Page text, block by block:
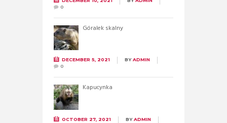
0
Góralek skalny
DECEMBER 5, 2021 BYADMIN
0
Kapucynka
OCTOBER 27, 2021 BYADMIN